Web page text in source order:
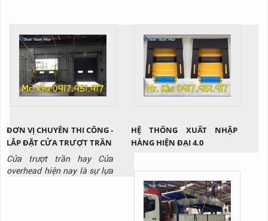
ĐƠN VỊ CHUYÊN THI CÔNG -
LẮP ĐẶT CỬA TRƯỢT TRẦN
Cửa trượt trần hay Cửa
overhead hiện nay là sự lựa
HỆ THỐNG XUẤT NHẬP
HÀNG HIỆN ĐẠI 4.0